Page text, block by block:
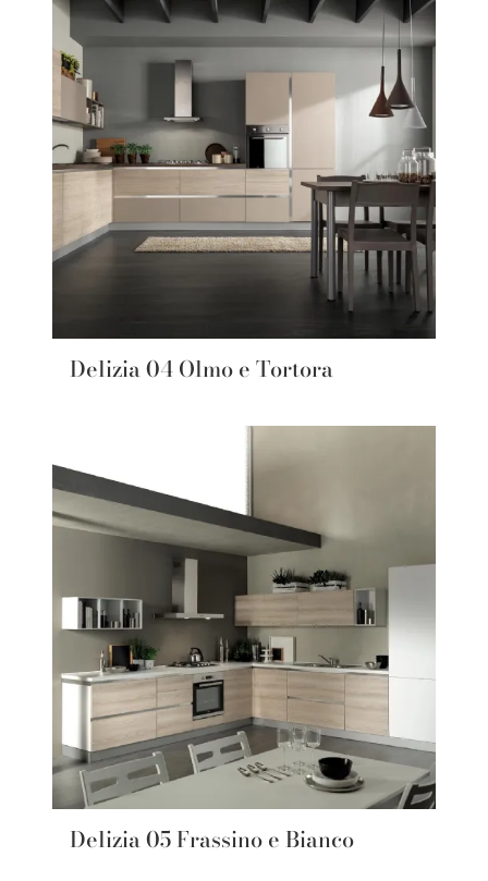
Delizia 04 Olmo e Tortora
Delizia 05 Frassino e Bianco